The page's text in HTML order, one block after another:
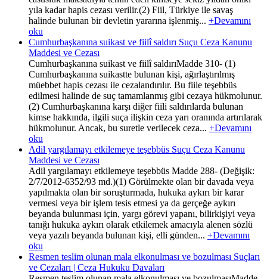
yıla kadar hapis cezası verilir.(2) Fiil, Türkiye ile savaş
halinde bulunan bir devletin yararına işlenmiş... +Devamını
oku
Cumhurbaşkanına suikast ve fiilî saldırı Suçu Ceza Kanunu
Maddesi ve Cezası
Cumhurbaşkanına suikast ve fiilî saldırıMadde 310- (1)
Cumhurbaşkanına suikastte bulunan kişi, ağırlaştırılmış
müebbet hapis cezası ile cezalandırılır. Bu fiile teşebbüs
edilmesi halinde de suç tamamlanmış gibi cezaya hükmolunur.
(2) Cumhurbaşkanına karşı diğer fiili saldırılarda bulunan
kimse hakkında, ilgili suça ilişkin ceza yarı oranında artırılarak
hükmolunur. Ancak, bu suretle verilecek ceza... +Devamını
oku
Adil yargılamayı etkilemeye teşebbüs Suçu Ceza Kanunu
Maddesi ve Cezası
Adil yargılamayı etkilemeye teşebbüs Madde 288- (Değişik:
2/7/2012-6352/93 md.)(1) Görülmekte olan bir davada veya
yapılmakta olan bir soruşturmada, hukuka aykırı bir karar
vermesi veya bir işlem tesis etmesi ya da gerçeğe aykırı
beyanda bulunması için, yargı görevi yapanı, bilirkişiyi veya
tanığı hukuka aykırı olarak etkilemek amacıyla alenen sözlü
veya yazılı beyanda bulunan kişi, elli günden... +Devamını
oku
Resmen teslim olunan mala elkonulması ve bozulması Suçları
ve Cezaları | Ceza Hukuku Davaları